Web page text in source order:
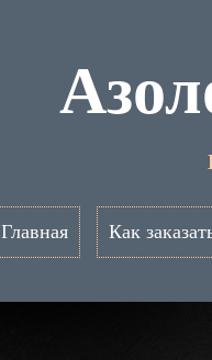
Главная Как